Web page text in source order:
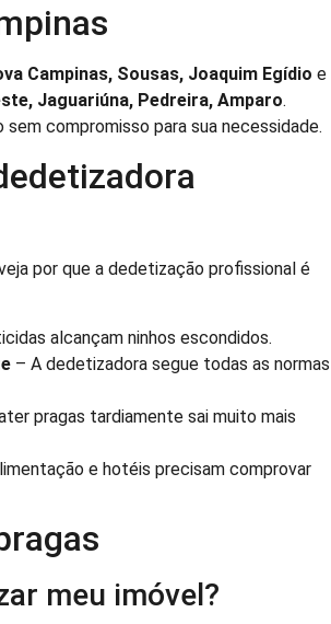
Campinas, Sousas, Joaquim Egídio e
Jaguariúna, Pedreira, Amparo.
compromisso para sua necessidade.
por que a dedetização profissional é
alcançam ninhos escondidos.
– A dedetizadora segue todas as normas
pragas tardiamente sai muito mais
e hotéis precisam comprovar
meu imóvel?